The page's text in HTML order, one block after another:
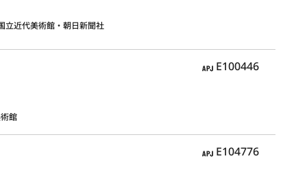
立近代美術館・朝日新聞社
APJ
E100446
館
APJ
E104776